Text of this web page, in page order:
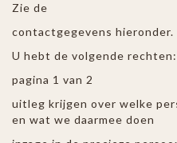
Zie de
contactgegevens hieronder.
U hebt de volgende rechten:
pagina 1 van 2
uitleg krijgen over welke
en wat we daarmee doen